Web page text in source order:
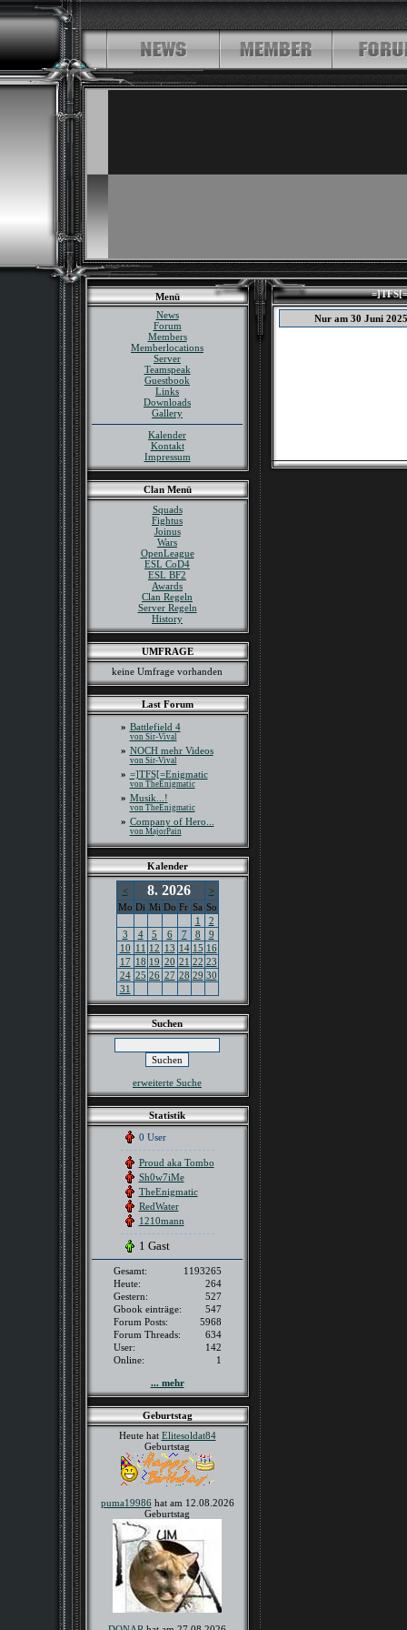
Menü
News
Forum
Members
Memberlocations
Server
Teamspeak
Guestbook
Links
Downloads
Gallery
Kalender
Kontakt
Impressum
Clan Menü
Squads
Fightus
Joinus
Wars
OpenLeague
ESL CoD4
ESL BF2
Awards
Clan Regeln
Server Regeln
History
UMFRAGE
keine Umfrage vorhanden
Last Forum
» Battlefield 4
von Sir-Vival
» NOCH mehr Videos
von Sir-Vival
» =]TFS[=Enigmatic
von TheEnigmatic
» Musik...!
von TheEnigmatic
» Company of Hero...
von MajorPain
Kalender
< 8. 2026
>
Mo Di Mi Do Fr Sa So
1
2
3
4 5 6 7 8
9
10 11 12 13 14 15 16
17 18 19 20 21 22 23
24 25 26 27 28 29 30
31
Suchen
erweiterte Suche
Statistik
0 User
Proud aka Tombo
Sh0w7iMe
TheEnigmatic
RedWater
1210mann
1 Gast
Gesamt:
1193265
Heute:
264
Gestern:
527
Gbook einträge:
547
Forum Posts:
5968
Forum Threads:
634
User:
142
Online:
1
... mehr
Geburtstag
Heute hat Elitesoldat84
Geburtstag
puma19986hat am 12.08.2026
Geburtstag
Nur am 30 Juni 2025